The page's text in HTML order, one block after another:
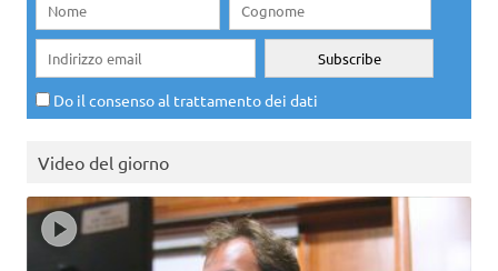
Do il consenso al trattamento dei dati
Video del giorno